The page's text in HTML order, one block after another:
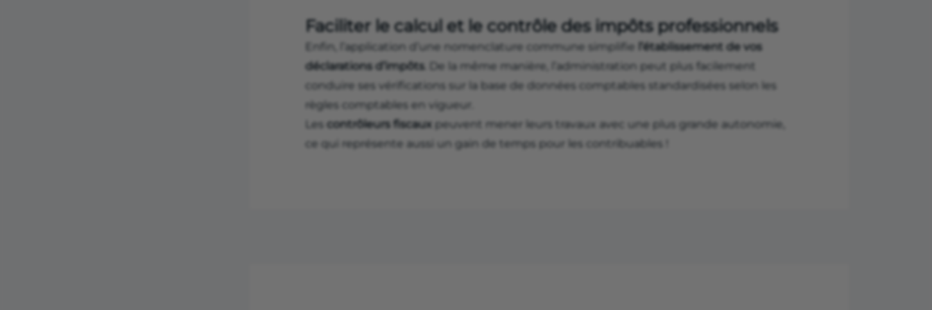
Faciliter le calcul et le contrôle des impôts professionnels
Enfin, l’application d’une nomenclature commune simplifie l’établissement de vos
déclarations d’impôts. De la même manière, l’administration peut plus facilement
conduire ses vérifications sur la base de données comptables standardisées selon les
règles comptables en vigueur.
Les contrôleurs fiscaux peuvent mener leurs travaux avec une plus grande autonomie,
ce qui représente aussi un gain de temps pour les contribuables !